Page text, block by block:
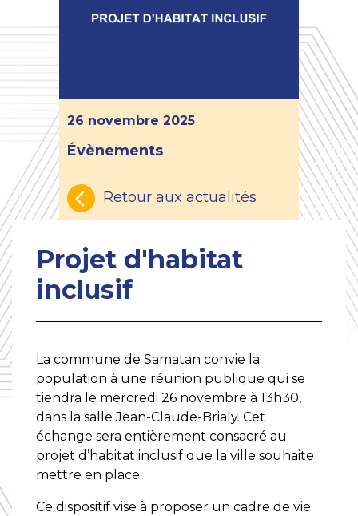
26 novembre 2025
Évènements
Retour aux actualités
Projet d'habitat
inclusif
La commune de Samatan convie la
population à une réunion publique qui se
tiendra le mercredi 26 novembre à 13h30,
dans la salle Jean-Claude-Brialy. Cet
échange sera entièrement consacré au
projet d’habitat inclusif que la ville souhaite
mettre en place.
Ce dispositif vise à proposer un cadre de vie